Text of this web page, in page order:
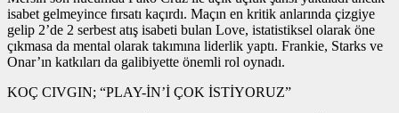
isabet gelmeyince fırsatı kaçırdı. Maçın en kritik anlarında çizgiye
gelip 2’de 2 serbest atış isabeti bulan Love, istatistiksel olarak öne
çıkmasa da mental olarak takımına liderlik yaptı. Frankie, Starks ve
Onar’ın katkıları da galibiyette önemli rol oynadı.
KOÇ CIVGIN; “PLAY-İN’İ ÇOK İSTİYORUZ”